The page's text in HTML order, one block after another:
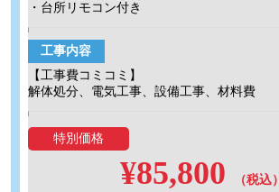
・台所リモコン付き
工事内容
【工事費コミコミ】
解体処分、電気工事、設備工事、材料費
特別価格
¥85,800
（税込）